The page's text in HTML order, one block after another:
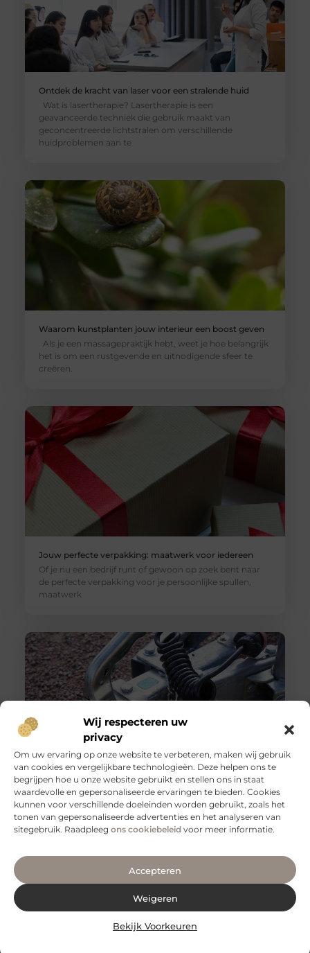
Wij respecteren uw
privacy
Om uw ervaring op onze website te verbeteren, maken wij gebruik
van cookies en vergelijkbare technologieën. Deze helpen ons te
begrijpen hoe u onze website gebruikt en stellen ons in staat
waardevolle en gepersonaliseerde ervaringen te bieden. Cookies
kunnen voor verschillende doeleinden worden gebruikt, zoals het
tonen van gepersonaliseerde advertenties en het analyseren van
sitegebruik. Raadpleeg ons cookiebeleid voor meer informatie.
Accepteren
Weigeren
Bekijk Voorkeuren
Ontdek de kracht van laser voor een stralende huid
Wat is lasertherapie? Lasertherapie is een
geavanceerde techniek die gebruik maakt van
geconcentreerde lichtstralen om verschillende
huidproblemen aan te
Waarom kunstplanten jouw interieur een boost geven
Als je een massagepraktijk hebt, weet je hoe belangrijk
het is om een rustgevende en uitnodigende sfeer te
creëren.
Jouw perfecte verpakking: maatwerk voor iedereen
Of je nu een bedrijf runt of gewoon op zoek bent naar
de perfecte verpakking voor je persoonlijke spullen,
maatwerk
Veilig vervoeren: waarom aanhangernetten onmisbaar
zijn
Als je regelmatig spullen vervoert met een aanhanger,
weet je hoe belangrijk het is om je lading veilig en stevig